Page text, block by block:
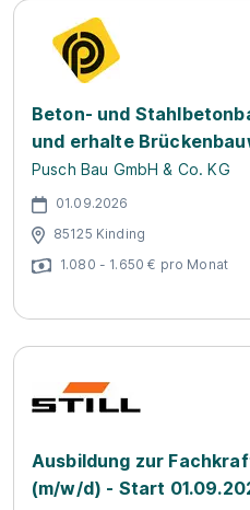
Beton- und
und erhalte
Pusch Bau GmbH & Co. KG
01.09.2026
85125 Kinding
1.080 - 1.650 € pro Monat
Ausbildung zur
(m/w/d) - Start